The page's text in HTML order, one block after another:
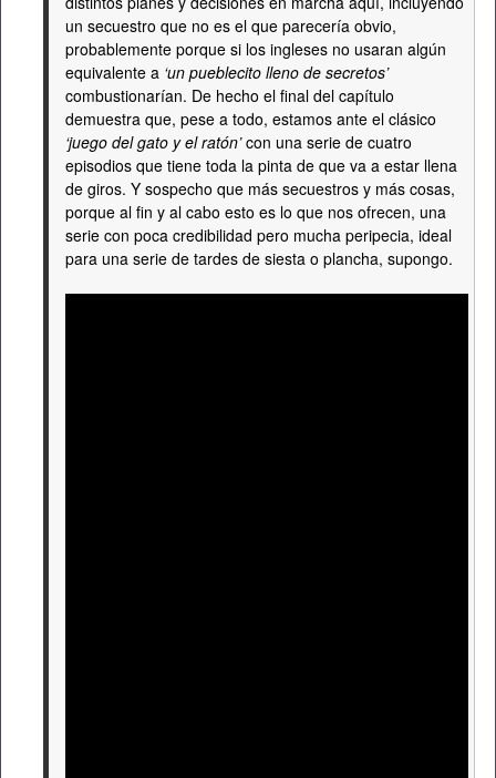
un secuestro que no es el que parecería obvio,
probablemente porque si los ingleses no usaran algún
equivalente a ‘un pueblecito lleno de secretos’
combustionarían. De hecho el final del capítulo
demuestra que, pese a todo, estamos ante el clásico
‘juego del gato y el ratón’con una serie de cuatro
episodios que tiene toda la pinta de que va a estar llena
de giros. Y sospecho que más secuestros y más cosas,
porque al fin y al cabo esto es lo que nos ofrecen, una
serie con poca credibilidad pero mucha peripecia, ideal
para una serie de tardes de siesta o plancha, supongo.